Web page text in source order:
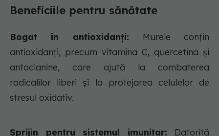
Beneficiile pentru sănătate
Bogat în antioxidanți: Murele conțin
antioxidanți, precum vitamina C, quercetina și
antocianine, care ajută la combaterea
radicalilor liberi și la protejarea celulelor de
stresul oxidativ.
Sprijin pentru sistemul imunitar: Datorită